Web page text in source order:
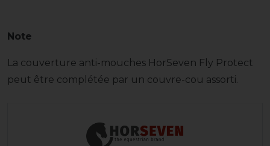
Note
La couverture anti-mouches HorSeven Fly Protect
peut être complétée par un couvre-cou assorti.